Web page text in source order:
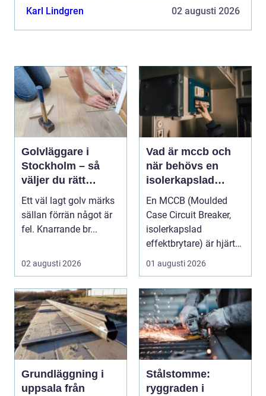
utan att tumma på medicinsk säkerhet eller
Karl Lindgren 02 augusti 2026
Golvläggare i
Stockholm – så
väljer du rätt
hantverkare för
hållbara golv
Ett väl lagt golv märks
sällan förrän något är
fel. Knarrande br...
02 augusti 2026
Vad är mccb och
när behövs en
isolerkapslad
effektbrytare?
En MCCB (Moulded
Case Circuit Breaker,
isolerkapslad
effektbrytare) är hjärtat
i många moderna
01 augusti 2026
Grundläggning i
uppsala från
Stålstomme:
ryggraden i